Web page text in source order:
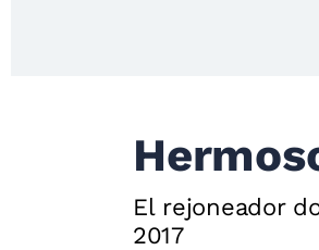
El rejoneador
2017